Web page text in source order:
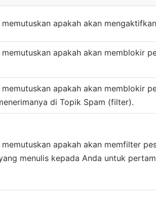
memutuskan apakah akan
memutuskan apakah akan memblokir
memutuskan apakah akan memblokir
di Topik Spam (filter).
apakah akan memfilter
menulis kepada Anda untuk